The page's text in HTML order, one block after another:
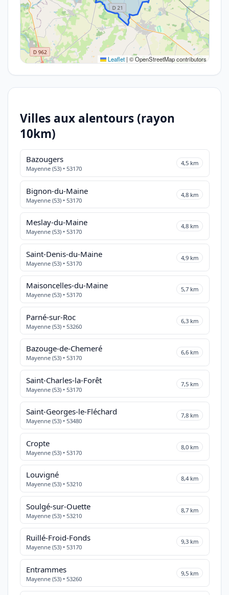
Leaflet | © OpenStreetMap contributors
Villes aux alentours (rayon
10km)
Bazougers
Mayenne (53) • 53170
4,5 km
Bignon-du-Maine
Mayenne (53) • 53170
4,8 km
Meslay-du-Maine
Mayenne (53) • 53170
4,8 km
Saint-Denis-du-Maine
Mayenne (53) • 53170
4,9 km
Maisoncelles-du-Maine
Mayenne (53) • 53170
5,7 km
Parné-sur-Roc
Mayenne (53) • 53260
6,3 km
Bazouge-de-Chemeré
Mayenne (53) • 53170
6,6 km
Saint-Charles-la-Forêt
Mayenne (53) • 53170
7,5 km
Saint-Georges-le-Fléchard
Mayenne (53) • 53480
7,8 km
Cropte
Mayenne (53) • 53170
8,0 km
Louvigné
Mayenne (53) • 53210
8,4 km
Soulgé-sur-Ouette
Mayenne (53) • 53210
8,7 km
Ruillé-Froid-Fonds
Mayenne (53) • 53170
9,3 km
Entrammes
Mayenne (53) • 53260
9,5 km